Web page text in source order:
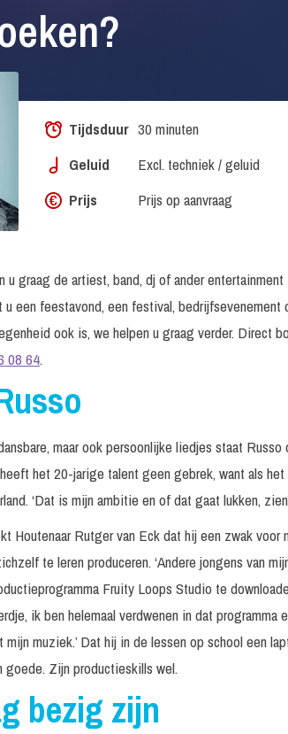
Tijdsduur 30 minuten
Geluid
Excl. techniek / geluid
Prijs
Prijs op aanvraag
u graag de artiest, band, dj of ander
een feestavond, een festival, bedrijfsevenement
ook is, we helpen u graag verder. Direct
08 64.
maar ook persoonlijke liedjes staat
het 20-jarige talent geen gebrek, want als
‘Dat is mijn ambitie en of dat gaat lukken,
Houtenaar Rutger van Eck dat hij een zwak voor
te leren produceren. ‘Andere jongens van
Fruity Loops Studio te
ik ben helemaal verdwenen in dat
muziek.’ Dat hij in de lessen op school een
goede. Zijn productieskills wel.
bezig zijn